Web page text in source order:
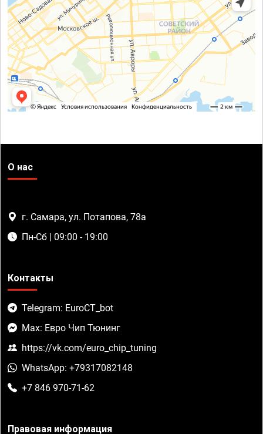
О нас
г. Самара, ул. Потапова, 78а
Пн-Сб | 09:00 - 19:00
Контакты
Telegram: EuroCT_bot
Max: Евро Чип Тюнинг
https://vk.com/euro_chip_tuning
WhatsApp: +79317082148
+7 846 970-71-62
Правовая информация